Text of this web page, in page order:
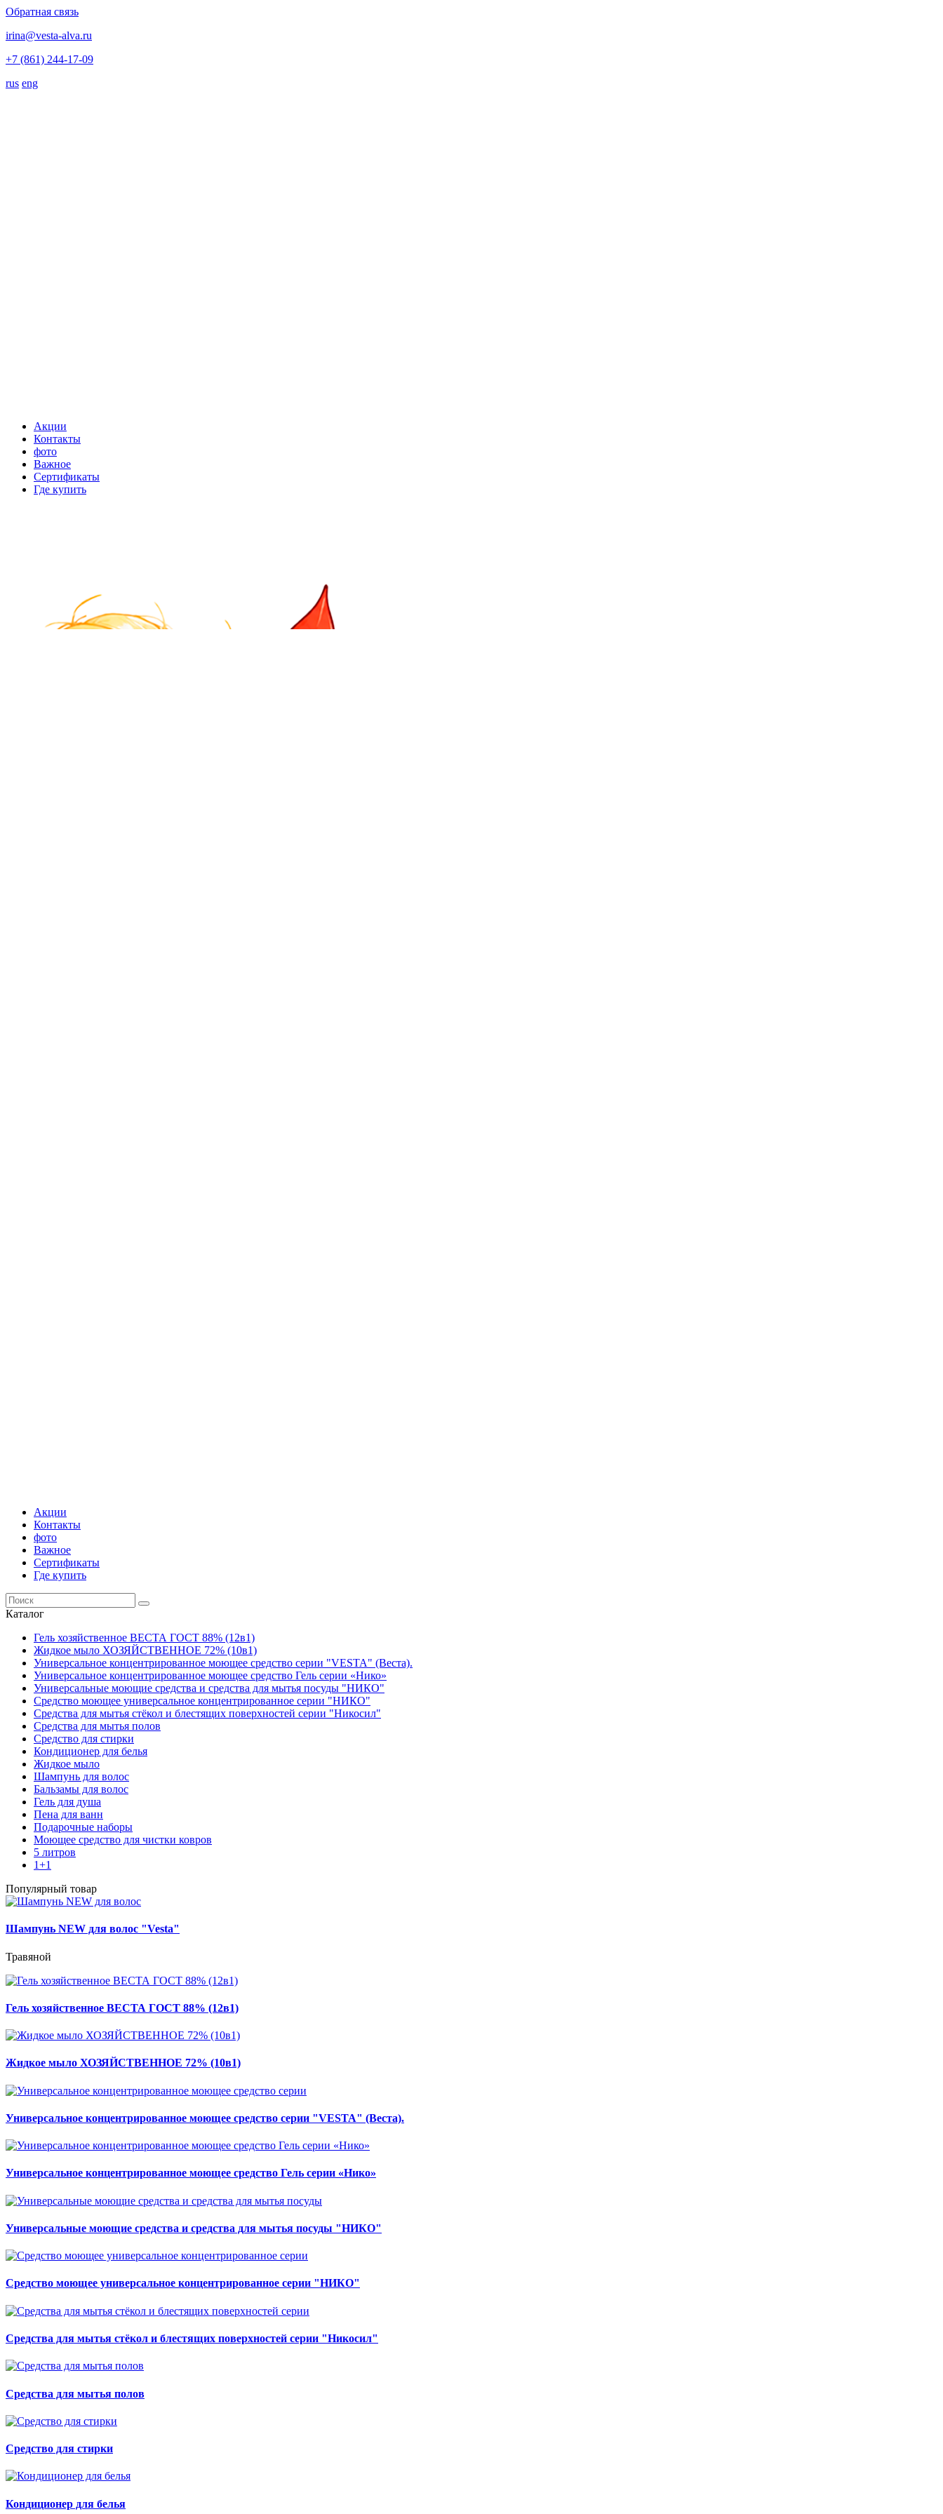
Обратная связь
irina@vesta-alva.ru
+7 (861) 244-17-09
rus eng
Акции
Контакты
фото
Важное
Сертификаты
Где купить
Акции
Контакты
фото
Важное
Сертификаты
Где купить
Каталог
Гель хозяйственное ВЕСТА ГОСТ 88% (12в1)
Жидкое мыло ХОЗЯЙСТВЕННОЕ 72% (10в1)
Универсальное концентрированное моющее средство серии "VESTA" (Веста).
Универсальное концентрированное моющее средство Гель серии «Нико»
Универсальные моющие средства и средства для мытья посуды "НИКО"
Средство моющее универсальное концентрированное серии "НИКО"
Средства для мытья стёкол и блестящих поверхностей серии "Никосил"
Средства для мытья полов
Средство для стирки
Кондиционер для белья
Жидкое мыло
Шампунь для волос
Бальзамы для волос
Гель для душа
Пена для ванн
Подарочные наборы
Моющее средство для чистки ковров
5 литров
1+1
Популярный товар
Шампунь NEW для волос "Vesta"
Травяной
Гель хозяйственное ВЕСТА ГОСТ 88% (12в1)
Жидкое мыло ХОЗЯЙСТВЕННОЕ 72% (10в1)
Универсальное концентрированное моющее средство серии "VESTA" (Веста).
Универсальное концентрированное моющее средство Гель серии «Нико»
Универсальные моющие средства и средства для мытья посуды "НИКО"
Средство моющее универсальное концентрированное серии "НИКО"
Средства для мытья стёкол и блестящих поверхностей серии "Никосил"
Средства для мытья полов
Средство для стирки
Кондиционер для белья